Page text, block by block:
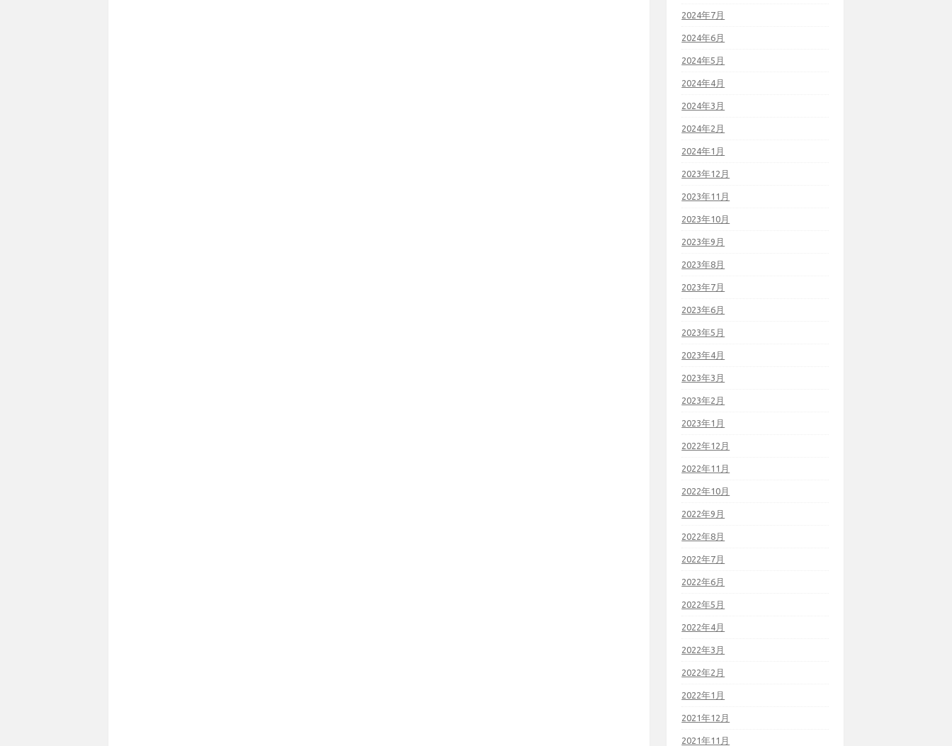
2024年7月
2024年6月
2024年5月
2024年4月
2024年3月
2024年2月
2024年1月
2023年12月
2023年11月
2023年10月
2023年9月
2023年8月
2023年7月
2023年6月
2023年5月
2023年4月
2023年3月
2023年2月
2023年1月
2022年12月
2022年11月
2022年10月
2022年9月
2022年8月
2022年7月
2022年6月
2022年5月
2022年4月
2022年3月
2022年2月
2022年1月
2021年12月
2021年11月